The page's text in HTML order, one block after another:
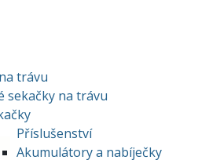
trávu
sekačky na trávu
Příslušenství
Akumulátory a nabíječky